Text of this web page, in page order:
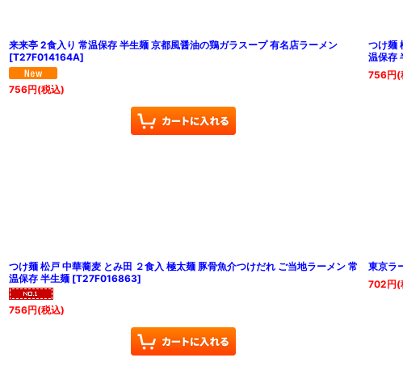
来来亭 2食入り 常温保存 半生麺 京都風醤油の鶏ガラスープ 有名店ラーメン
[T27F014164A]
756円(税込)
つけ麺
温保存
756円(
つけ麺 松戸 中華蕎麦 とみ田 ２食入 極太麺 豚骨魚介つけだれ ご当地ラーメン 常
温保存 半生麺 [T27F016863]
756円(税込)
東京ラ
702円(